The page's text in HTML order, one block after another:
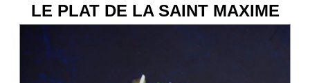
LE PLAT DE LA SAINT MAXIME